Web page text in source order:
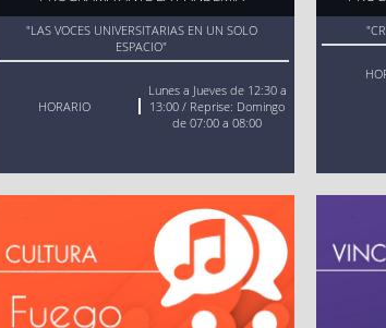
"LAS VOCES UNIVERSITARIAS EN UN SOLO
ESPACIO"
HORARIO
Lunes a Jueves de 12:30 a
13:00 / Reprise: Domingo
de 07:00 a 08:00
TITULADOS
POSGRADO
Ver aquí